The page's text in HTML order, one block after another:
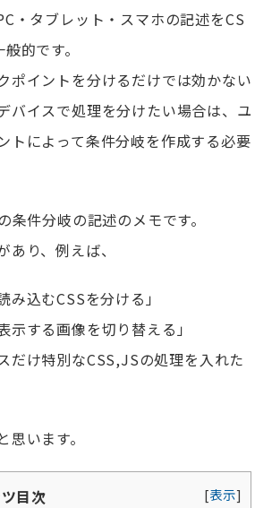
・タブレット・スマホの記述をCS
的です。
ポイントを分けるだけでは効かない
バイスで処理を分けたい場合は、ユ
トによって条件分岐を作成する必要
条件分岐の記述のメモです。
り、例えば、
み込むCSSを分ける」
示する画像を切り替える」
だけ特別なCSS,JSの処理を入れた
います。
目次 [表示]